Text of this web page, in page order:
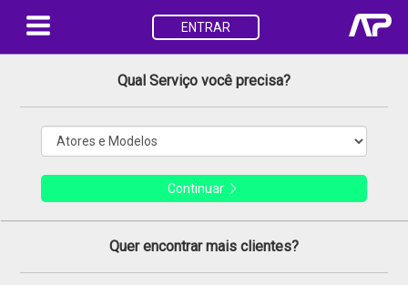
ENTRAR
Qual Serviço você precisa?
Continuar
Quer encontrar mais clientes?